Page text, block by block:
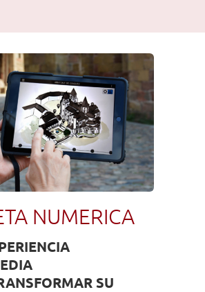
NUMERICA
SU